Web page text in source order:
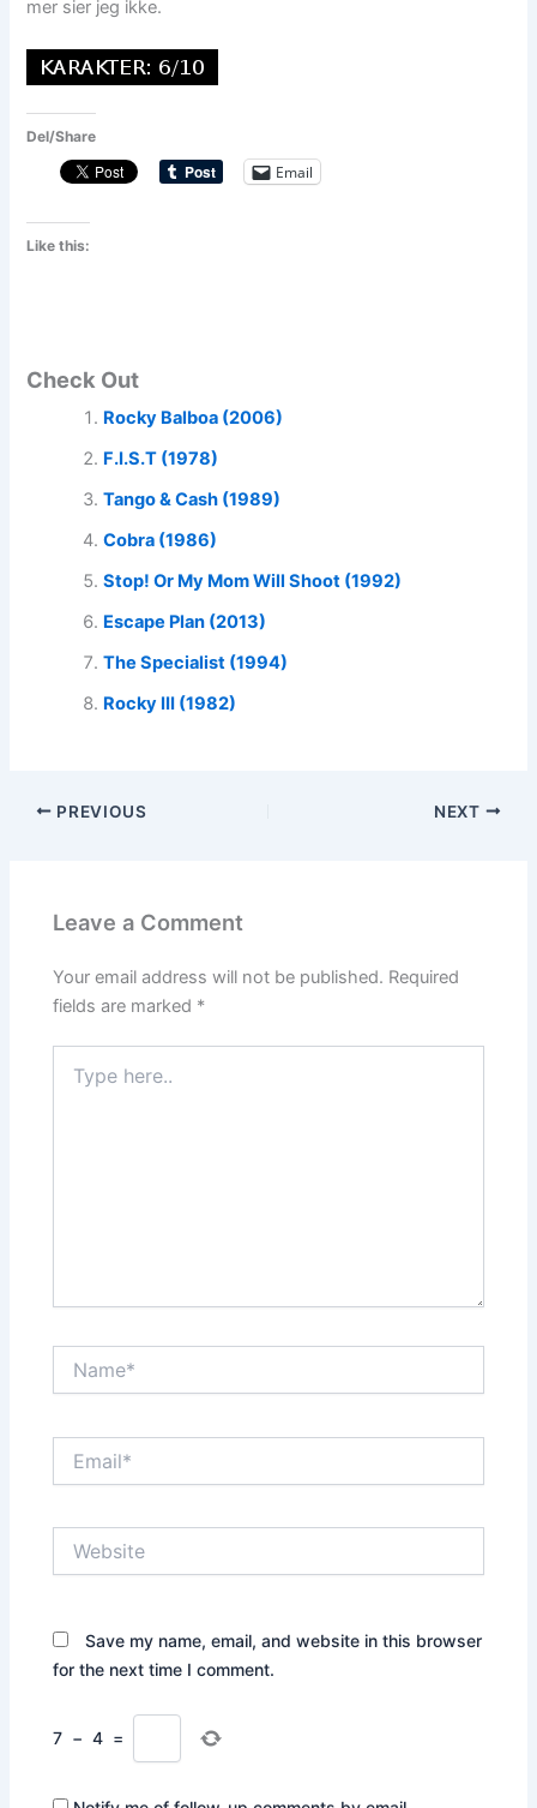
mer sier jeg ikke.
Del/Share
Email
Like this:
Check Out
Rocky Balboa (2006)
F.I.S.T (1978)
Tango & Cash (1989)
Cobra (1986)
Stop! Or My Mom Will Shoot (1992)
Escape Plan (2013)
The Specialist (1994)
Rocky III (1982)
PREVIOUS NEXT
Leave a Comment
Your email address will not be published. Required
fields are marked *
here..
Save my name, email, and website in this browser
for the next time I comment.
7 − 4 =